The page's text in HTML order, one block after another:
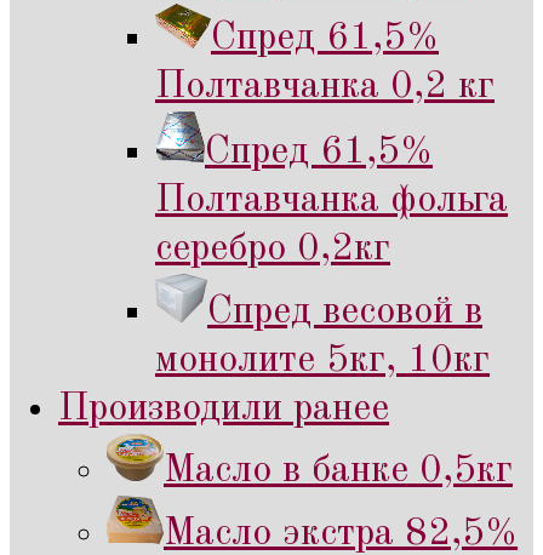
Спред 61,5%
Полтавчанка 0,2 кг
Спред 61,5%
Полтавчанка фольга
серебро 0,2кг
Спред весовой в
монолите 5кг, 10кг
Производили ранее
Масло в банке 0,5кг
Масло экстра 82,5%